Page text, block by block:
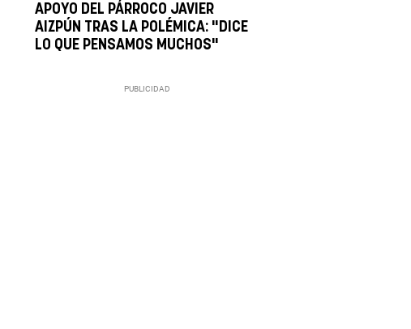
APOYO DEL PÁRROCO JAVIER
AIZPÚN TRAS LA POLÉMICA: "DICE
LO QUE PENSAMOS MUCHOS"